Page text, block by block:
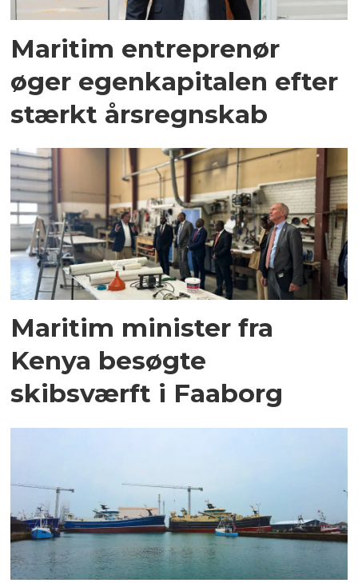
Maritim entreprenør
øger egenkapitalen efter
stærkt årsregnskab
Maritim minister fra
Kenya besøgte
skibsværft i Faaborg